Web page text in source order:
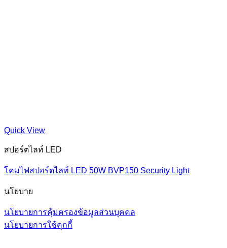
Quick View
สปอร์ตไลท์ LED
โคมไฟสปอร์ตไลท์ LED 50W BVP150 Security Light
นโยบาย
นโยบายการคุ้มครองข้อมูลส่วนบุคคล
นโยบายการใช้คุกกี้